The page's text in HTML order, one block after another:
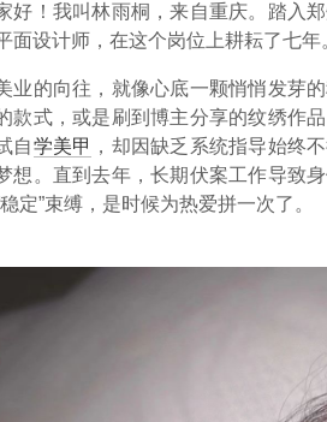
好！我叫林雨桐，来自重庆。踏入
面设计师，在这个岗位上耕耘了七年
业的向往，就像心底一颗悄悄发芽
款式，或是刷到博主分享的纹绣作
自学美甲 ，却因缺乏系统指导始终
想。直到去年，长期伏案工作导致
定”束缚，是时候为热爱拼一次了。